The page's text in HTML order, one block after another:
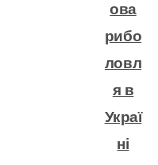
ова
рибо
ловл
я в
Украї
ні